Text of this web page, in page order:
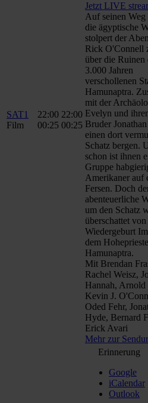
SAT1
Film
22:00
00:25
22:00
00:25
Jetzt LIVE
Auf seinen Weg
die ägyptische
stolpert der
Rick O'Connell
über die Ruinen
3.000 Jahren
verschollenen
Hamunaptra.
mit der
Evelyn und
Bruder
einen dort
Schatz bergen.
schon ist ihnen
Gruppe
Amerikaner auf
Fersen. Doch
abenteuerliche
um den Schatz
überschattet
Wiedergeburt
dem
Hamunaptra.
Mit Brendan
Rachel Weisz,
Hannah, Arnold
Kevin J.
Oded Fehr,
Hyde, Bernard
Erick Avari
Mehr zur
Erinnerung
Google
iCalendar
Outlook